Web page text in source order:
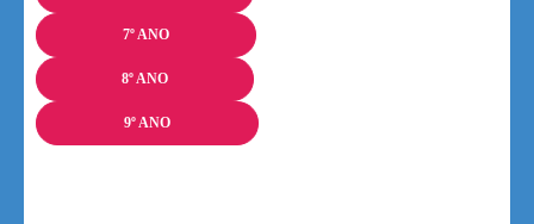
7º ANO
8º ANO
9º ANO